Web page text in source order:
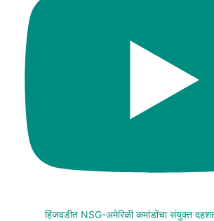
हिंजवडीत NSG-अमेरिकी कमांडोंचा संयुक्त